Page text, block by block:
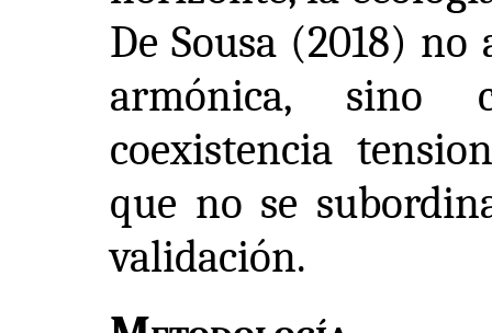
De Sousa (2018) no
armónica, sino
coexistencia
que no se
validación.